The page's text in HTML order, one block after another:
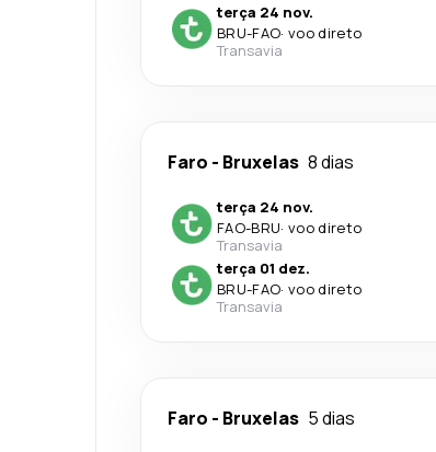
terça 24 nov.
BRU-FAO· voo direto
Transavia
Faro - Bruxelas 8 dias
terça 24 nov.
FAO-BRU· voo direto
Transavia
terça 01 dez.
BRU-FAO· voo direto
Transavia
Faro - Bruxelas 5 dias